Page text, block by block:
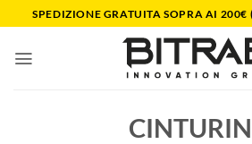
ai
contenuti
SPEDIZIONE GRATUITA SOPRA AI 200€